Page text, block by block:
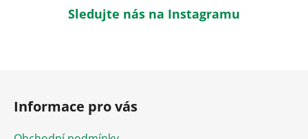
Sledujte nás na Instagramu
Informace pro vás